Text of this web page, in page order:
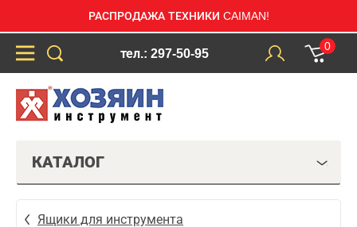
РАСПРОДАЖА ТЕХНИКИ CAIMAN!
тел.: 297-50-95
0
КАТАЛОГ
Ящики для инструмента